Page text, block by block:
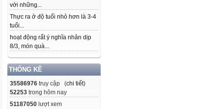
với những...
Thực ra ở độ tuổi nhỏ hơn là 3-4
tuổi...
hoạt động rất ý nghĩa nhân dịp
8/3, món quà...
THỐNG KÊ
35586976 truy cập (chi tiết)
52253 trong hôm nay
51187050 lượt xem